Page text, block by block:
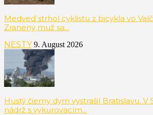
Medveď strhol cyklistu z bicykla vo
Zranený muž sa...
NESTY 9. August 2026
Hustý čierny dym vystrašil Bratislavu. V
nádrž s vykurovacím...